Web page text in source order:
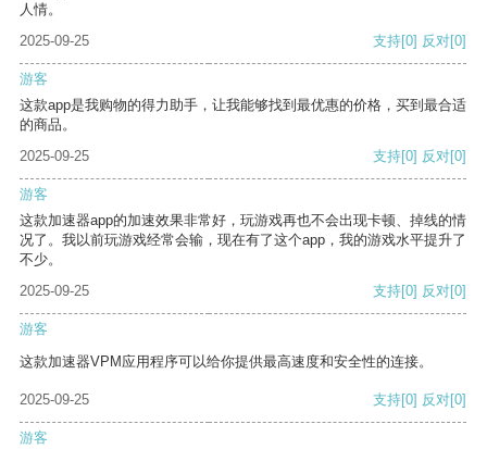
人情。
2025-09-25
支持[0] 反对[0]
游客
这款app是我购物的得力助手，让我能够找到最优惠的价格，买到最合适
的商品。
2025-09-25
支持[0] 反对[0]
游客
这款加速器app的加速效果非常好，玩游戏再也不会出现卡顿、掉线的情
况了。我以前玩游戏经常会输，现在有了这个app，我的游戏水平提升了
不少。
2025-09-25
支持[0] 反对[0]
游客
这款加速器VPM应用程序可以给你提供最高速度和安全性的连接。
2025-09-25 支持[0] 反对[0]
游客